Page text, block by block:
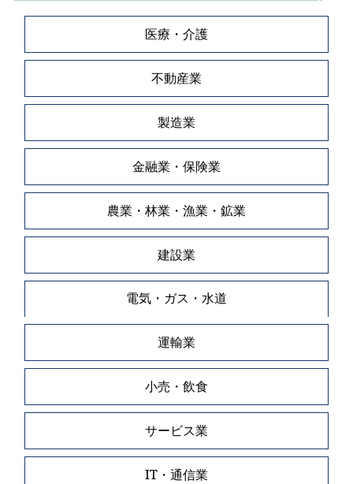
医療・介護
不動産業
製造業
金融業・保険業
農業・林業・漁業・鉱業
建設業
電気・ガス・水道
運輸業
小売・飲食
サービス業
IT・通信業